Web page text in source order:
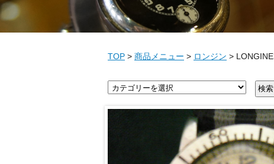
TOP > 商品メニュー > ロンジン >